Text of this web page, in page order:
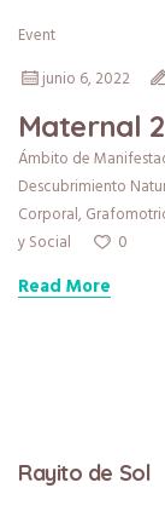
Event
junio 6, 2022
Maternal 2
Ámbito de
Descubrimiento
Corporal,
y Social
0
Read More
Rayito de Sol